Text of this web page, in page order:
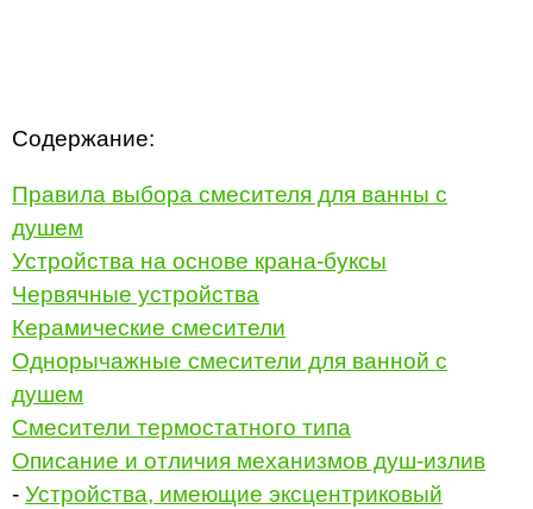
Содержание:
Правила выбора смесителя для ванны с
душем
Устройства на основе крана-буксы
Червячные устройства
Керамические смесители
Однорычажные смесители для ванной с
душем
Смесители термостатного типа
Описание и отличия механизмов душ-излив
- Устройства, имеющие эксцентриковый